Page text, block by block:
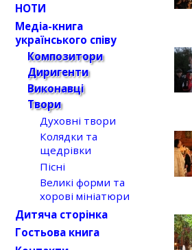
НОТИ
Медіа-книга
українського співу
Композитори
Диригенти
Виконавці
Твори
Духовні твори
Колядки та
щедрівки
Пісні
Великі форми та
хорові мініатюри
Дитяча сторінка
Гостьова книга